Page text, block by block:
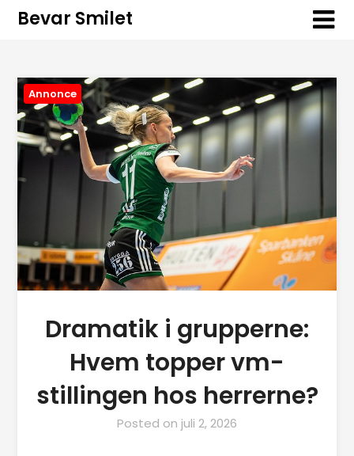
Bevar Smilet
Annonce
Dramatik i grupperne:
Hvem topper vm-
stillingen hos herrerne?
Posted on juli 2, 2026